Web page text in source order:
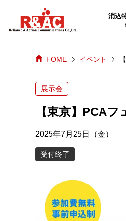
消込
HOME イベント
展示会
【東京】PCAフ
2025年7月25日（金）
受付終了